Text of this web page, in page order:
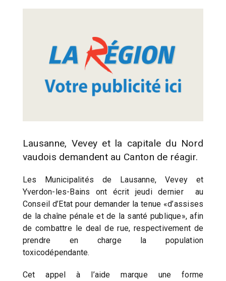
Lausanne, Vevey et la capitale du Nord
vaudois demandent au Canton de réagir.
Les Municipalités de Lausanne, Vevey et
Yverdon-les-Bains ont écrit jeudi dernier au
Conseil d’Etat pour demander la tenue «d’assises
de la chaîne pénale et de la santé publique», afin
de combattre le deal de rue, respectivement de
prendre en charge la population
toxicodépendante.
Cet appel à l’aide marque une forme